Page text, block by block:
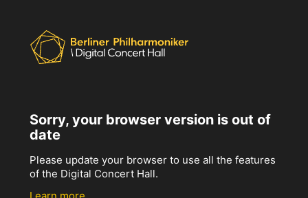
Sorry, your browser version is out of
date
Please update your browser to use all the features
of the Digital Concert Hall.